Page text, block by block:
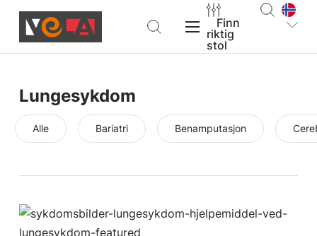
Fagpersoner
Om VELA
Finn
riktig
stol
Lungesykdom
Alle Bariatri Benamputasjon